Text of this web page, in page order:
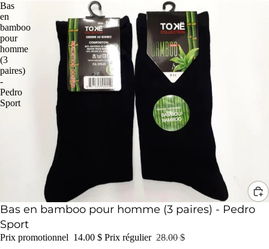
Bas
en
bamboo
pour
homme
(3
paires)
-
Pedro
Sport
Promotion
Bas en bamboo pour homme (3 paires) - Pedro
Sport
Prix promotionnel 14.00 $ Prix régulier 28.00 $